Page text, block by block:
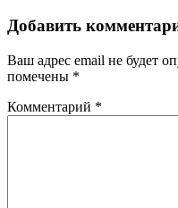
Добавить
Ваш адрес email не будет
помечены *
Комментарий *